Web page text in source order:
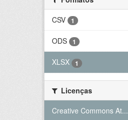
CSV
1
ODS 1
XLSX 1
Licenças
Creative Commons At...